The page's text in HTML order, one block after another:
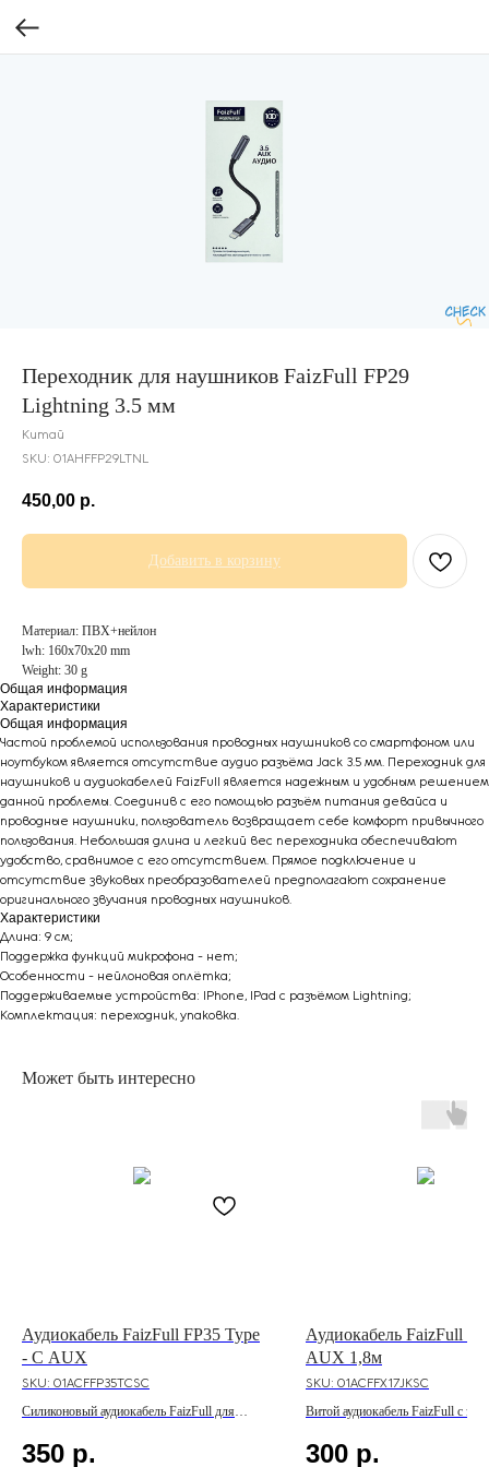
Переходник для наушников FaizFull FP29
Lightning 3.5 мм
Китай
SKU: 01AHFFP29LTNL
450,00 р.
Добавить в корзину
Материал: ПВХ+нейлон
lwh: 160x70x20 mm
Weight: 30 g
Общая информация
Характеристики
Общая информация
Частой проблемой использования проводных наушников со смартфоном или
ноутбуком является отсутствие аудио разъёма Jack 3.5 мм. Переходник для
наушников и аудиокабелей FaizFull является надежным и удобным решением
данной проблемы. Соединив с его помощью разъём питания девайса и
проводные наушники, пользователь возвращает себе комфорт привычного
пользования. Небольшая длина и легкий вес переходника обеспечивают
удобство, сравнимое с его отсутствием. Прямое подключение и
отсутствие звуковых преобразователей предполагают сохранение
оригинального звучания проводных наушников.
Характеристики
Длина: 9 см;
Поддержка функций микрофона - нет;
Особенности - нейлоновая оплётка;
Поддерживаемые устройства: IPhone, IPad с разъёмом Lightning;
Комплектация: переходник, упаковка.
Может быть интересно
Аудиокабель FaizFull FP35 Type
- C AUX
SKU: 01ACFFP35TCSC
Силиконовый аудиокабель FaizFull для
USB - C и прямым подключением без
350 р.
Аудиокабель FaizFull
AUX 1,8м
SKU: 01ACFFX17JKSC
Витой аудиокабель FaizFull с
интерфейсом AUX и прямым
300 р.